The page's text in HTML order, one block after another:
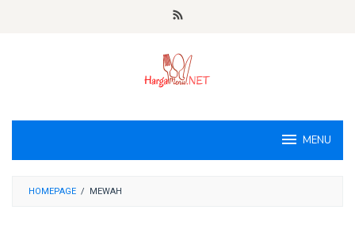
MENU
HOMEPAGE / MEWAH